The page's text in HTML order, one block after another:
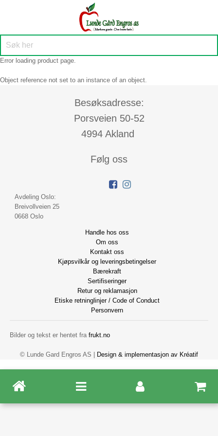
Error loading product page.
Object reference not set to an instance of an object.
Besøksadresse:
Porsveien 50-52
4994 Akland
Følg oss
Avdeling Oslo:
Breivollveien 25
0668 Oslo
Handle hos oss
Om oss
Kontakt oss
Kjøpsvilkår og leveringsbetingelser
Bærekraft
Sertifiseringer
Retur og reklamasjon
Etiske retninglinjer / Code of Conduct
Personvern
Bilder og tekst er hentet fra frukt.no
© Lunde Gard Engros AS | Design & implementasjon av Kréatif